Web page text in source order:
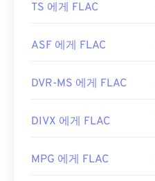
TS 에게 FLAC
ASF 에게 FLAC
DVR-MS 에게 FLAC
DIVX 에게 FLAC
MPG 에게 FLAC